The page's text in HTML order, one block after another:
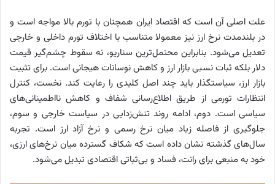
علت اصلی آن است که اقتصاد ایران همچنان با تورم بالا مواجه است و
در بلندمدت نرخ ارز نیز معمولا متناسب با اختلاف تورم داخلی و خارجی
تعدیل می‌شود. بنابراین محتمل‌ترین سناریو، نه سقوط چشم‌گیر قیمت
دلار بلکه ثبات نسبی بازار ارز و کاهش نوسانات هیجانی است. برای تثبیت
بازار ارز، سیاستگذار باید چند اصل کلیدی را رعایت کند. نخست، کنترل
انتظارات تورمی از طریق اطلاع‌رسانی شفاف و کاهش نااطمینانی‌های
سیاسی است. دوم، ادامه روند تنش‌زدایی در سیاست خارجی و سوم،
جلوگیری از فاصله زیاد میان نرخ رسمی و نرخ آزاد ارز است. تجربه
سال‌های گذشته نشان داده است که شکاف گسترده میان نرخ‌های ارزی،
خود به منبعی برای رانت، فساد و بی‌ثباتی اقتصادی تبدیل می‌شود.